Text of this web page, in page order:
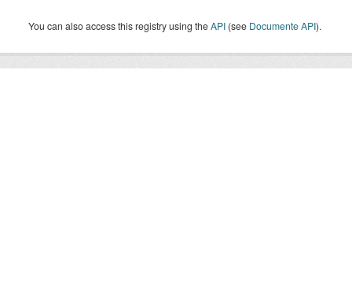
You can also access this registry using theAPI (see Documente API).